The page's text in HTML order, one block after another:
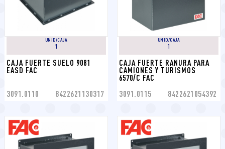
UNID/CAJA
1
CAJA FUERTE SUELO 9081
EASD FAC
3091.0110 8422621130317
UNID/CAJA
1
CAJA FUERTE RANURA PARA
CAMIONES Y TURISMOS
6570/C FAC
3091.0115 8422621054392